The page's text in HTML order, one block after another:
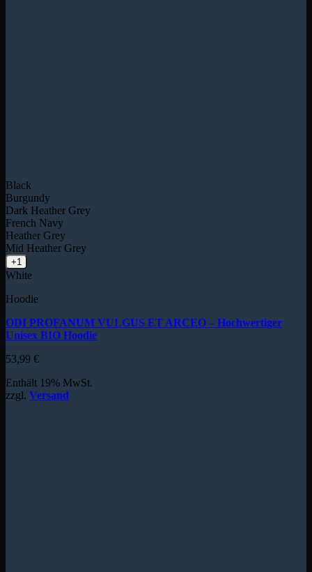
Black
Burgundy
Dark Heather Grey
French Navy
Heather Grey
Mid Heather Grey
+1
White
Hoodie
ODI PROFANUM VULGUS ET ARCEO – Hochwertiger
Unisex BIO Hoodie
53,99 €
Enthält 19% MwSt.
zzgl. Versand